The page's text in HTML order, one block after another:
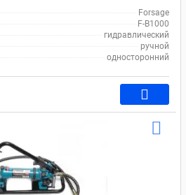
Forsage
F-B1000
гидравлический
ручной
односторонний